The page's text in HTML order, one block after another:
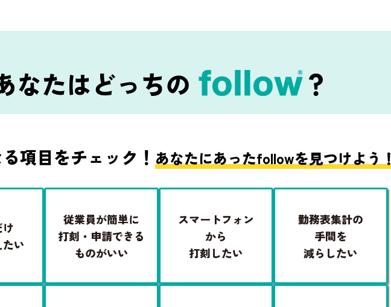
項目をチェック！ あなたにあったfollowを見つけよう！
い
従業員が簡単に
打刻・申請できる
ものがいい
スマートフォン
から
打刻したい
勤務表集計の
手間を
減らしたい